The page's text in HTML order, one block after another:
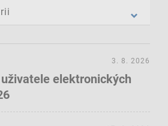
elektronických
3. 8. 2026